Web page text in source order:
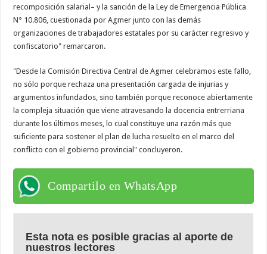
recomposición salarial– y la sanción de la Ley de Emergencia Pública
N° 10.806, cuestionada por Agmer junto con las demás
organizaciones de trabajadores estatales por su carácter regresivo y
confiscatorio" remarcaron.
"Desde la Comisión Directiva Central de Agmer celebramos este fallo,
no sólo porque rechaza una presentación cargada de injurias y
argumentos infundados, sino también porque reconoce abiertamente
la compleja situación que viene atravesando la docencia entrerriana
durante los últimos meses, lo cual constituye una razón más que
suficiente para sostener el plan de lucha resuelto en el marco del
conflicto con el gobierno provincial" concluyeron.
Compartilo en WhatsApp
Esta nota es posible gracias al aporte de
nuestros lectores